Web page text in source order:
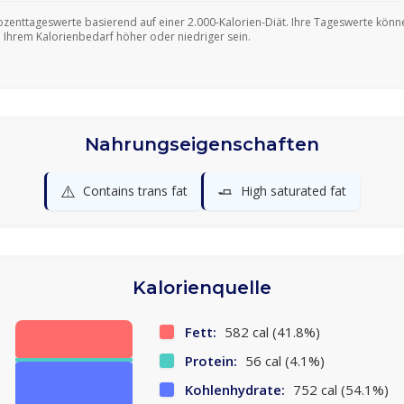
basierend auf einer 2.000-Kalorien-Diät. Ihre Tageswerte
Ihrem Kalorienbedarf höher oder niedriger sein.
Nahrungseigenschaften
⚠️ Contains trans fat 🧈 High saturated fat
Kalorienquelle
Fett: 582 cal (41.8%)
Protein: 56 cal (4.1%)
Kohlenhydrate: 752 cal (54.1%)